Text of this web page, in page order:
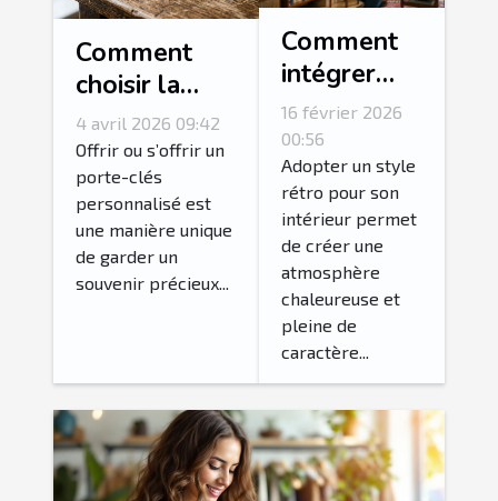
Comment
choisir la
photo idéale
pour votre
porte-clés
personnalisé?
4 avril 2026 09:42
Offrir ou s’offrir un
porte-clés
personnalisé est
une manière unique
de garder un
souvenir précieux...
Comment
intégrer
des
accessoires
vintage
pour un
intérieur
rétro
authentique
?
16 février 2026
00:56
Adopter un style
rétro pour son
intérieur permet
de créer une
atmosphère
chaleureuse et
pleine de
caractère...